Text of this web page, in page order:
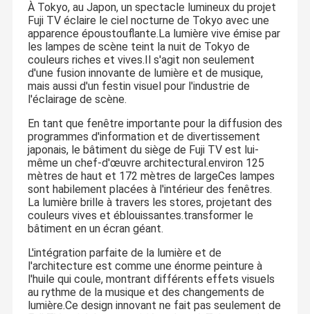
À Tokyo, au Japon, un spectacle lumineux du projet
Fuji TV éclaire le ciel nocturne de Tokyo avec une
apparence époustouflante.La lumière vive émise par
les lampes de scène teint la nuit de Tokyo de
couleurs riches et vives.Il s'agit non seulement
d'une fusion innovante de lumière et de musique,
mais aussi d'un festin visuel pour l'industrie de
l'éclairage de scène.
En tant que fenêtre importante pour la diffusion des
programmes d'information et de divertissement
japonais, le bâtiment du siège de Fuji TV est lui-
même un chef-d'œuvre architectural.environ 125
mètres de haut et 172 mètres de largeCes lampes
sont habilement placées à l'intérieur des fenêtres.
La lumière brille à travers les stores, projetant des
couleurs vives et éblouissantes.transformer le
bâtiment en un écran géant.
L'intégration parfaite de la lumière et de
l'architecture est comme une énorme peinture à
l'huile qui coule, montrant différents effets visuels
au rythme de la musique et des changements de
lumière.Ce design innovant ne fait pas seulement de